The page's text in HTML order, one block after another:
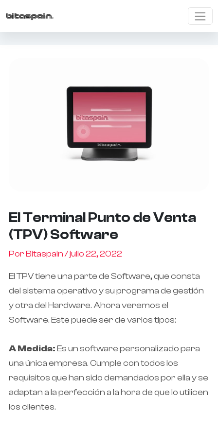
El Terminal Punto de Venta
(TPV) Software
PorBitaspain/julio 22, 2022
El TPV tiene una parte de Software, que consta
del sistema operativo y su programa de gestión
y otra del Hardware. Ahora veremos el
Software. Este puede ser de varios tipos:
A Medida:Es un software personalizado para
una única empresa. Cumple con todos los
requisitos que han sido demandados por ella y se
adaptan a la perfección a la hora de que lo utilicen
los clientes.